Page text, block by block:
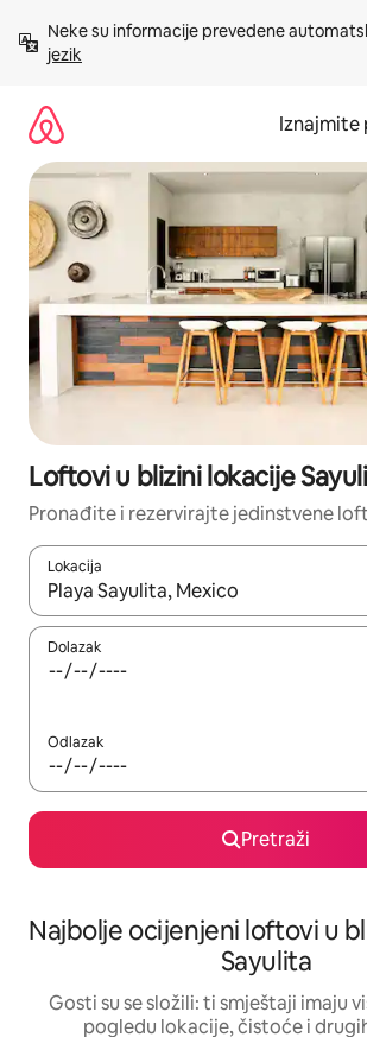
sadržaj
Neke su informacije prevedene
jezik
Iznajmite
Loftovi u blizini lokacije
Pronađite i rezervirajte jedinstvene
Lokacija
Kada budu dostupni rezultati, moći ćete
Dolazak
Odlazak
Pretraži
Najbolje ocijenjeni loftovi u
Sayulita
Gosti su se složili: ti smještaji imaju
pogledu lokacije, čistoće i